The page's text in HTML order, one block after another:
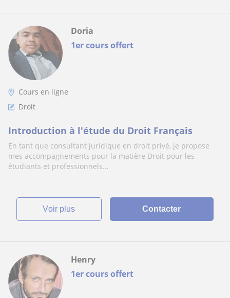
1er cours offert
Doria
Cours en ligne
Droit
Introduction à l'étude du Droit Français
En tant que consultant juridique en droit privé, je propose
mes accompagnements pour la matière Droit pour les
étudiants et professionnels...
voir plus Contacter
1er cours offert
Henry